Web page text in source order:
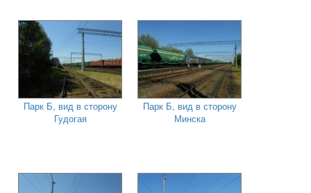
Парк Б, вид в сторону
Гудогая
Парк Б, вид в сторону
Минска